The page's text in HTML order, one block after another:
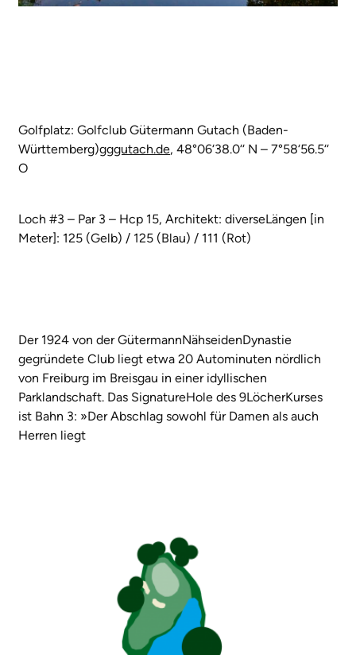
Golfplatz: Golfclub Gütermann Gutach (Baden-
Württemberg)gggutach.de, 48°06‘38.0‘‘ N – 7°58‘56.5‘‘
O
Loch #3 – Par 3 – Hcp 15, Architekt: diverseLängen [in
Meter]: 125 (Gelb) / 125 (Blau) / 111 (Rot)
Der 1924 von der GütermannNähseidenDynastie
gegründete Club liegt etwa 20 Autominuten nördlich
von Freiburg im Breisgau in einer idyllischen
Parklandschaft. Das SignatureHole des 9LöcherKurses
ist Bahn 3: »Der Abschlag sowohl für Damen als auch
Herren liegt